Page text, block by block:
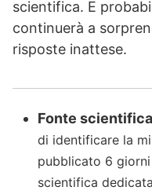
scientifica. E
continuerà a
risposte inattese.
Fonte scientifica
di identificare la
pubblicato 6
scientifica